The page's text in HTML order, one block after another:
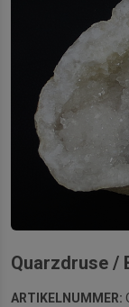
Quarzdruse /
ARTIKELNUMMER: